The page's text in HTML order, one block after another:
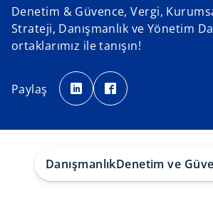
Denetim & Güvence, Vergi,
Strateji, Danışmanlık ve Yönetim
ortaklarımız ile tanışın!
Paylaş p
e
n
w
t
b
p
e
w
t
b
DanışmanlıkDenetim ve